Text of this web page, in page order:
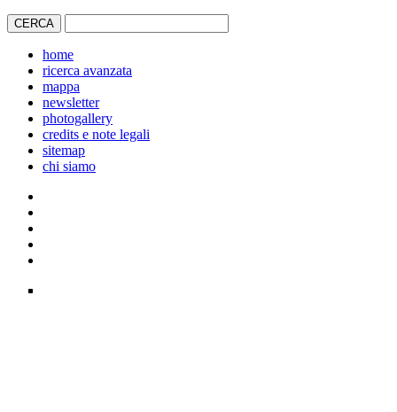
home
ricerca avanzata
mappa
newsletter
photogallery
credits e note legali
sitemap
chi siamo